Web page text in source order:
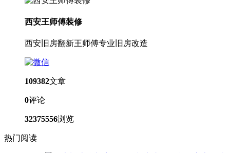
西安王师傅装修
西安旧房翻新王师傅专业旧房改造
109382文章
0评论
32375556浏览
热门阅读